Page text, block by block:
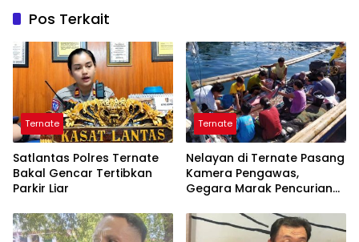
Pos Terkait
Ternate
Satlantas Polres Ternate
Bakal Gencar Tertibkan
Parkir Liar
Ternate
Nelayan di Ternate Pasang
Kamera Pengawas,
Gegara Marak Pencurian